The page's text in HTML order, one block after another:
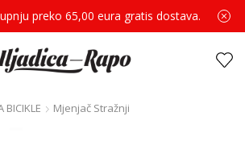
preko 65,00 eura gratis dostava.
BICIKLE Mjenjač Stražnji